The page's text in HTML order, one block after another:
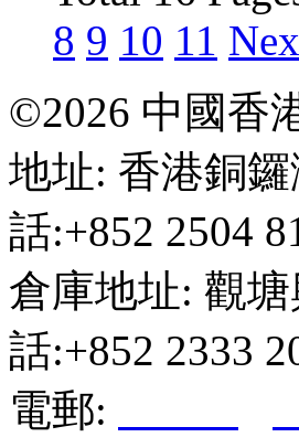
8 9 10 11
©2026 中國香
地址: 香港銅
話:+852 2504
倉庫地址: 觀
話:+852 2333
電郵: